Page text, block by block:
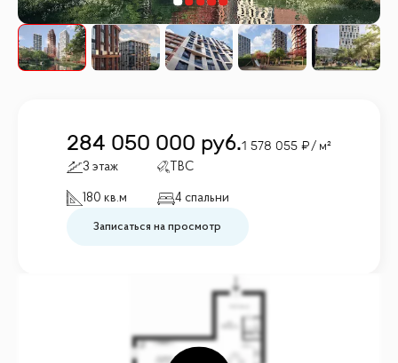
284 050 000 руб.1 578 055 / м²
3 этаж TBC
180 кв.м 4 спальни
Записаться на просмотр